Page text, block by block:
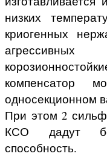
низких
криогенных
компенсатор
односекционном
При этом 2
КСО дадут
способность.